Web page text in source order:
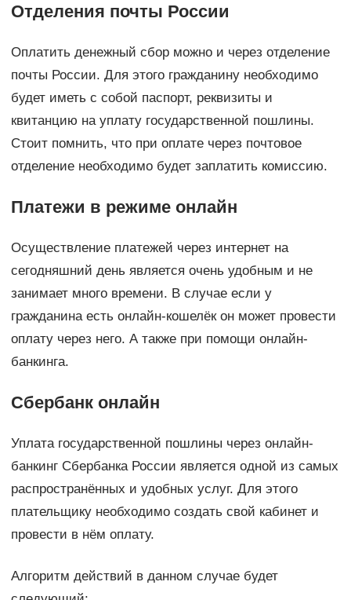
Отделения почты России
Оплатить денежный сбор можно и через отделение
почты России. Для этого гражданину необходимо
будет иметь с собой паспорт, реквизиты и
квитанцию на уплату государственной пошлины.
Стоит помнить, что при оплате через почтовое
отделение необходимо будет заплатить комиссию.
Платежи в режиме онлайн
Осуществление платежей через интернет на
сегодняшний день является очень удобным и не
занимает много времени. В случае если у
гражданина есть онлайн-кошелёк он может провести
оплату через него. А также при помощи онлайн-
банкинга.
Сбербанк онлайн
Уплата государственной пошлины через онлайн-
банкинг Сбербанка России является одной из самых
распространённых и удобных услуг. Для этого
плательщику необходимо создать свой кабинет и
провести в нём оплату.
Алгоритм действий в данном случае будет